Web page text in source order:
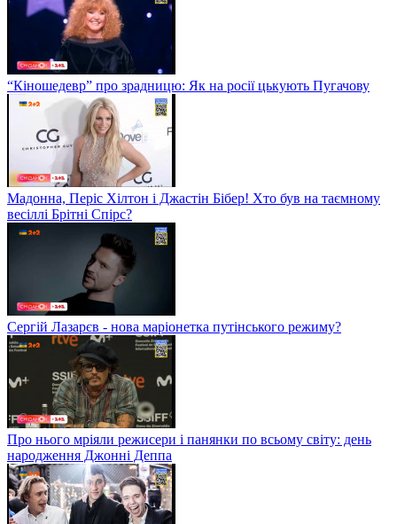
“Кіношедевр” про зрадницю: Як на росії цькують Пугачову
Мадонна, Періс Хілтон і Джастін Бібер! Хто був на таємному
весіллі Брітні Спірс?
Сергій Лазарєв - нова маріонетка путінського режиму?
Про нього мріяли режисери і панянки по всьому світу: день
народження Джонні Деппа